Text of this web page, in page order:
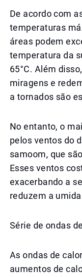
De acordo com
temperaturas
áreas podem
temperatura da
65°C. Além
miragens e
a tornados são
No entanto, o
pelos ventos do
samoom, que
Esses ventos
exacerbando a
reduzem a
Série de ondas
As ondas de
aumentos de